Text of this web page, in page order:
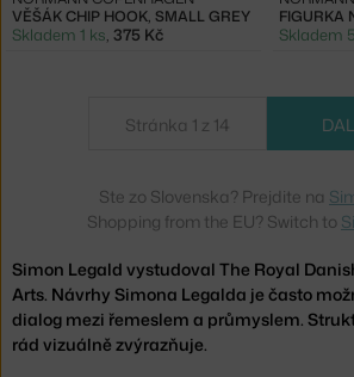
Simon Legald vystudoval The Royal
Arts. Návrhy Simona Legalda je často
dialog mezi řemeslem a průmyslem.
rád vizuálně zvýrazňuje.
VĚŠÁK CHIP HOOK, SMALL GREY
Skladem 1 ks, 375 Kč
FIGURKA
Skladem
Stránka 1 z 14
Ste zo Slovenska? Prejdite na
Shopping from the EU? Switch to